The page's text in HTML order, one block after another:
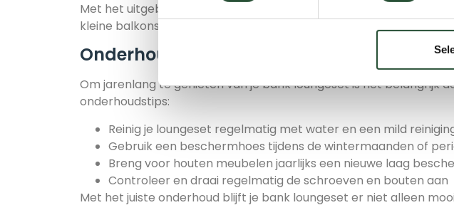
Met het uitgebreide assortiment van Tuinmeubelwinkel.nl is er
kleine balkons tot royale hoekopstellingen voor ruime terrassen.
Onderhoud van je bank loungeset
Om jarenlang te genieten van je bank loungeset is het belangrijk
onderhoudstips:
Reinig je loungeset regelmatig met water en een mild
Gebruik een beschermhoes tijdens de wintermaanden of
Breng voor houten meubelen jaarlijks een nieuwe laag
Controleer en draai regelmatig de schroeven en bouten aan
Met het juiste onderhoud blijft je bank loungeset er niet alleen